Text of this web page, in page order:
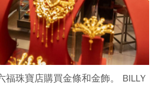
福珠寶店購買金條和金飾。 BILLY